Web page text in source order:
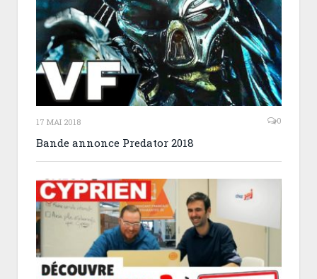
17 MAI 2018 0
Bande annonce Predator 2018